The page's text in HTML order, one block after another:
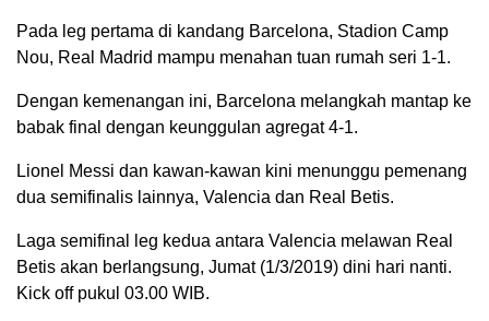
Pada leg pertama di kandang Barcelona, Stadion Camp
Nou, Real Madrid mampu menahan tuan rumah seri 1-1.
Dengan kemenangan ini, Barcelona melangkah mantap ke
babak final dengan keunggulan agregat 4-1.
Lionel Messi dan kawan-kawan kini menunggu pemenang
dua semifinalis lainnya, Valencia dan Real Betis.
Laga semifinal leg kedua antara Valencia melawan Real
Betis akan berlangsung, Jumat (1/3/2019) dini hari nanti.
Kick off pukul 03.00 WIB.